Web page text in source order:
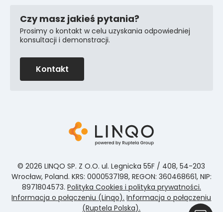
© 2026 LINQO SP. Z O.O. ul. Legnicka 55F / 408, 54-203
Wrocław, Poland. KRS: 0000537198, REGON: 360468661, NIP:
8971804573. Polityka Cookies i polityka prywatności.
Informacja o połączeniu (Linqo). Informacja o połączeniu
(Ruptela Polska).
Czy masz jakieś pytania?
Prosimy o kontakt w celu uzyskania odpowiedniej
konsultacji i demonstracji.
Kontakt